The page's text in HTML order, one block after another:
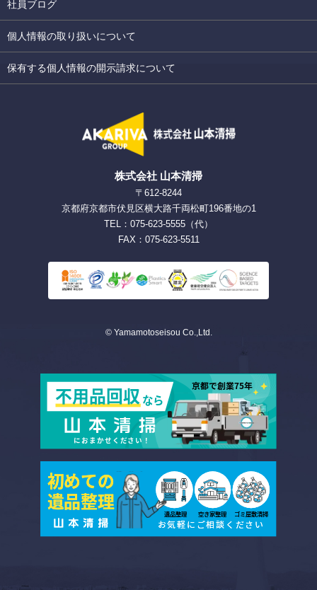
社員ブログ
個人情報の取り扱いについて
保有する個人情報の開示請求について
株式会社 山本清掃
〒612-8244
京都府京都市伏見区横大路千両松町196番地の1
TEL：075-623-5555（代）
FAX：075-623-5511
© Yamamotoseisou Co.,Ltd.